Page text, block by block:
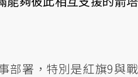
部署，特別是紅旗9與戰